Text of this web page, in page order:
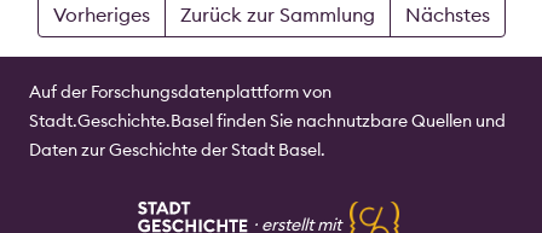
Vorheriges Zurück zur Sammlung Nächstes
Auf der Forschungsdatenplattform von
Stadt.Geschichte.Basel finden Sie nachnutzbare Quellen und
Daten zur Geschichte der Stadt Basel.
⸱ erstellt mit